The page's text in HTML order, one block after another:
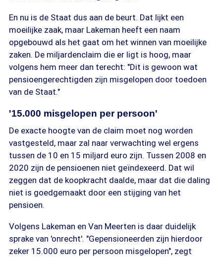
En nu is de Staat dus aan de beurt. Dat lijkt een
moeilijke zaak, maar Lakeman heeft een naam
opgebouwd als het gaat om het winnen van moeilijke
zaken. De miljardenclaim die er ligt is hoog, maar
volgens hem meer dan terecht: "Dit is gewoon wat
pensioengerechtigden zijn misgelopen door toedoen
van de Staat."
'15.000 misgelopen per persoon'
De exacte hoogte van de claim moet nog worden
vastgesteld, maar zal naar verwachting wel ergens
tussen de 10 en 15 miljard euro zijn. Tussen 2008 en
2020 zijn de pensioenen niet geïndexeerd. Dat wil
zeggen dat de koopkracht daalde, maar dat die daling
niet is goedgemaakt door een stijging van het
pensioen.
Volgens Lakeman en Van Meerten is daar duidelijk
sprake van 'onrecht'. "Gepensioneerden zijn hierdoor
zeker 15.000 euro per persoon misgelopen", zegt